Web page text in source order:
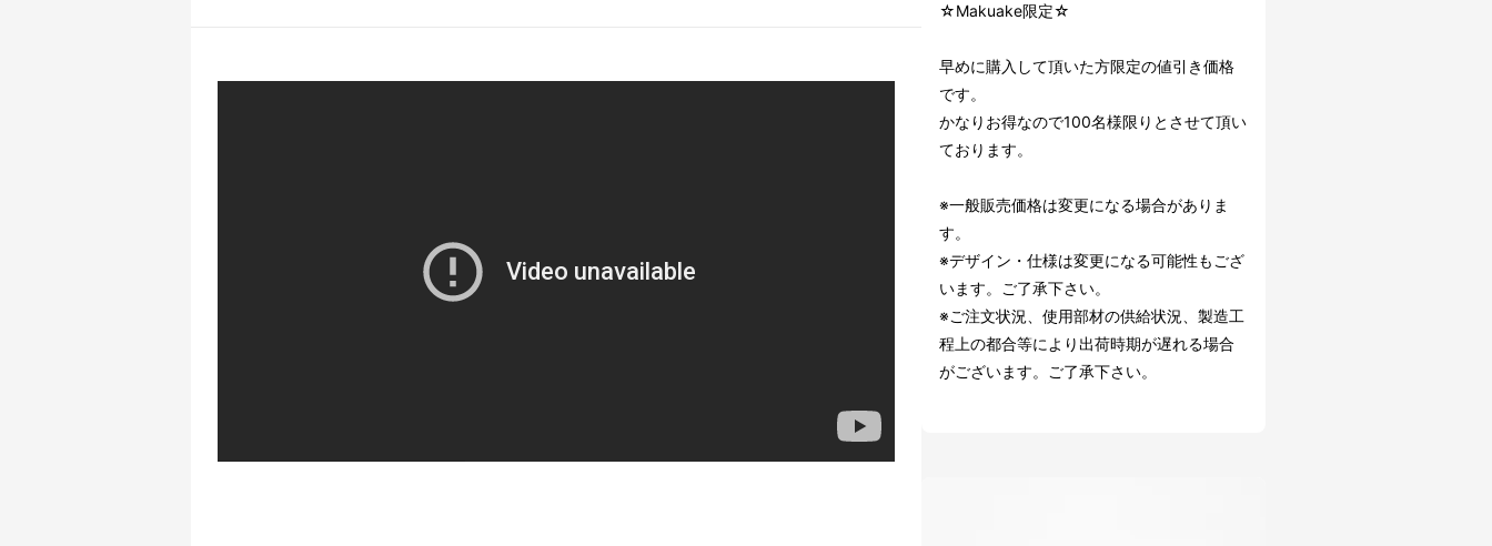
☆Makuake限定☆
早めに購入して頂いた方限定の値引き価格
です。
かなりお得なので100名様限りとさせて頂い
ております。
※一般販売価格は変更になる場合がありま
す。
※デザイン・仕様は変更になる可能性もござ
います。ご了承下さい。
※ご注文状況、使用部材の供給状況、製造工
程上の都合等により出荷時期が遅れる場合
がございます。ご了承下さい。